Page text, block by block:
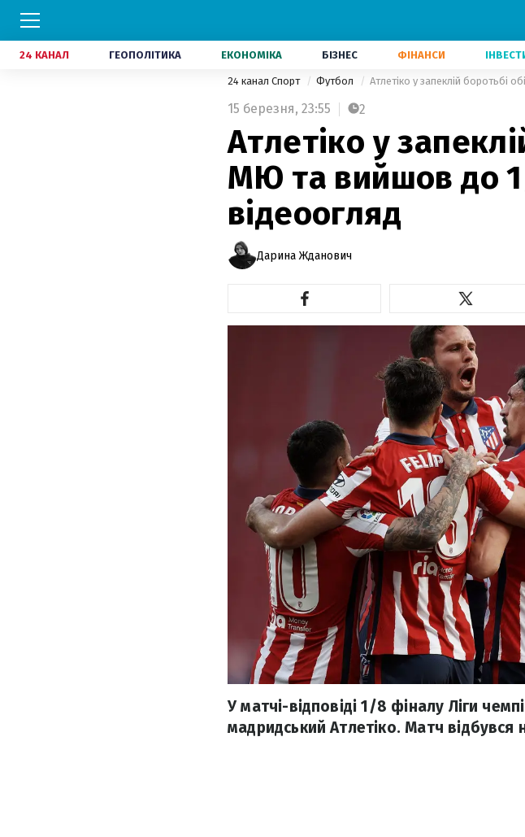
24 КАНАЛ ГЕОПОЛІТИКА ЕКОНОМІКА БІЗНЕС ФІНАНСИ
24 канал Спорт Футбол Атлетіко у запеклій боротьбі
15 березня, 23:55 2
Атлетіко у
МЮ та вийшов до
відеоогляд
Дарина Жданович
У матчі-відповіді 1/8 фіналу Ліги
мадридський Атлетіко. Матч